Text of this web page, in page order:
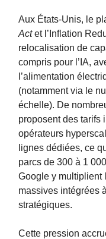
Aux États-Unis, le
Actet l’Inflation
relocalisation de
compris pour l’IA,
l’alimentation
(notamment via le
échelle). De
proposent des tarifs
opérateurs
lignes dédiées, ce
parcs de 300 à 1
Google y multiplient
massives intégrées
stratégiques.
Cette pression